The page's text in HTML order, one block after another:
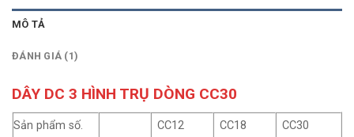
MÔ TẢ
ĐÁNH GIÁ (1)
DÂY DC 3 HÌNH TRỤ DÒNG CC30
Sản phẩm số. CC12 CC18 CC30